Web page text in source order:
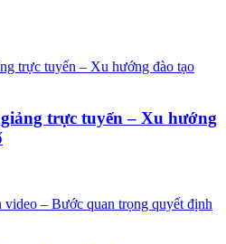
trực tuyến – Xu hướng